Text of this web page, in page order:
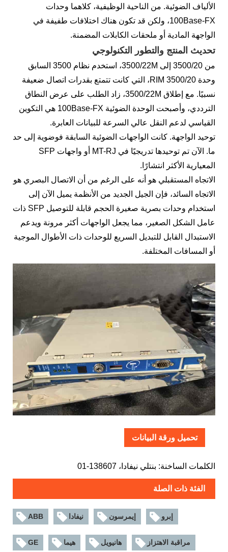
الألياف الضوئية. من الناحية الوظيفية، كلاهما وحدات
100Base-FX، ولكن قد تكون هناك اختلافات طفيفة في
الواجهة المادية أو ملحقات الكابلات المضمنة.
تحديث المنتج والتطور التكنولوجي
من 3500/20 إلى 3500/22M، استخدم نظام 3500 السابق
وحدة RIM 3500/20، التي كانت تتمتع بقدرات اتصال ضعيفة
نسبيًا. مع إطلاق 3500/22M، زاد الطلب على عرض النطاق
الترددي، وأصبحت الوحدة الضوئية 100Base-FX هي التكوين
القياسي لدعم النقل عالي السرعة للبيانات العابرة.
توحيد الواجهة. كانت الواجهات الضوئية السابقة فوضوية إلى حد
ما. الآن تم توحيدها تدريجيًا في MT-RJ أو واجهات SFP
المعيارية الأكثر انتشارًا.
الاتجاه المستقبلي هو أنه على الرغم من أن الاتصال البصري هو
الاتجاه السائد، فإن الجيل الجديد من الأنظمة يميل الآن إلى
استخدام وحدات بصرية صغيرة الحجم قابلة للتوصيل SFP ذات
عامل الشكل الصغير، مما يجعل الواجهات أكثر مرونة ويدعم
الاستبدال القابل للتبديل السريع للوحدات ذات الأطوال الموجية
أو المسافات المختلفة.
تحميل ورقة البيانات
الكلمات الساخنة: بنتلي نيفادا، 138607-01
الفئة ذات الصلة
ABB نيفادا إيمرسون إبرو
GE هيما هانيويل مراقبة الاهتزاز